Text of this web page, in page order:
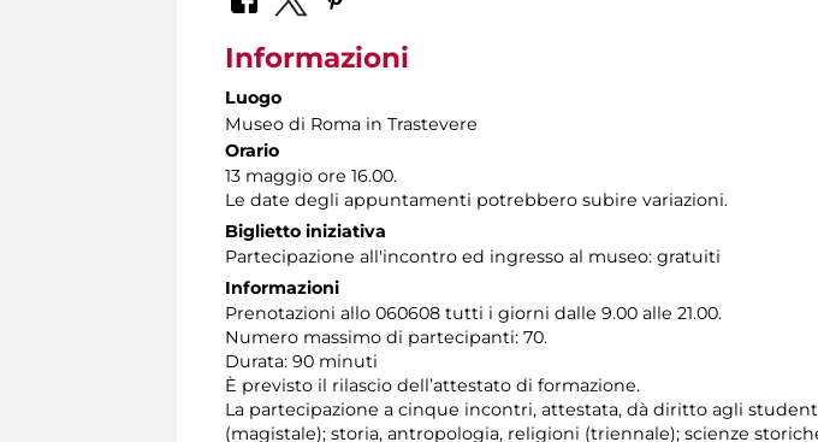
Informazioni
Luogo
Museo di Roma in Trastevere
Orario
13 maggio ore 16.00.
Le date degli appuntamenti potrebbero subire variazioni.
Biglietto iniziativa
Partecipazione all'incontro ed ingresso al museo: gratuiti
Informazioni
Prenotazioni allo 060608 tutti i giorni dalle 9.00 alle 21.00.
Numero massimo di partecipanti: 70.
Durata: 90 minuti
È previsto il rilascio dell’attestato di formazione.
La partecipazione a cinque incontri, attestata, dà diritto agli
(magistale); storia, antropologia, religioni (triennale); scienze